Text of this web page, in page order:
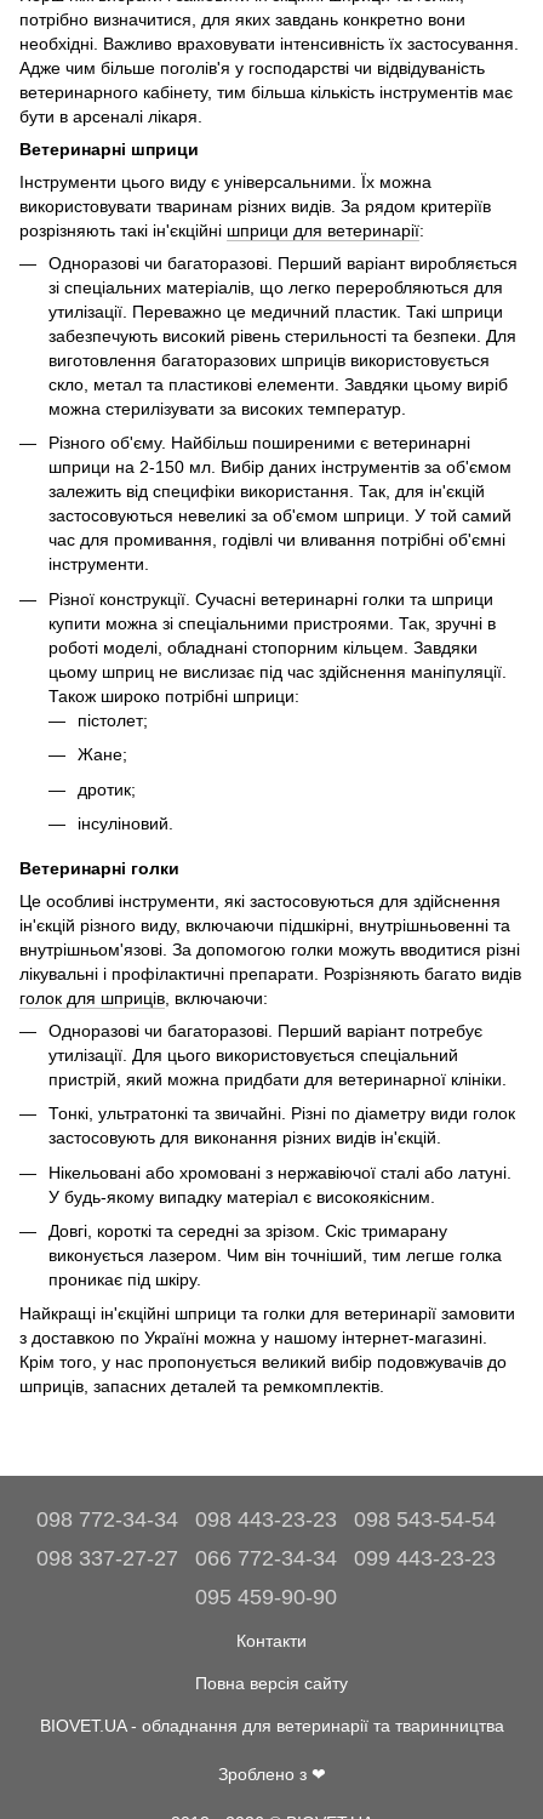
потрібно визначитися, для яких завдань конкретно вони
необхідні. Важливо враховувати інтенсивність їх застосування.
Адже чим більше поголів'я у господарстві чи відвідуваність
ветеринарного кабінету, тим більша кількість інструментів має
бути в арсеналі лікаря.
Ветеринарні шприци
Інструменти цього виду є універсальними. Їх можна
використовувати тваринам різних видів. За рядом критеріїв
розрізняють такі ін'єкційні шприци для ветеринарії:
Одноразові чи багаторазові. Перший варіант виробляється
зі спеціальних матеріалів, що легко переробляються для
утилізації. Переважно це медичний пластик. Такі шприци
забезпечують високий рівень стерильності та безпеки. Для
виготовлення багаторазових шприців використовується
скло, метал та пластикові елементи. Завдяки цьому виріб
можна стерилізувати за високих температур.
Різного об'єму. Найбільш поширеними є ветеринарні
шприци на 2-150 мл. Вибір даних інструментів за об'ємом
залежить від специфіки використання. Так, для ін'єкцій
застосовуються невеликі за об'ємом шприци. У той самий
час для промивання, годівлі чи вливання потрібні об'ємні
інструменти.
Різної конструкції. Сучасні ветеринарні голки та шприци
купити можна зі спеціальними пристроями. Так, зручні в
роботі моделі, обладнані стопорним кільцем. Завдяки
цьому шприц не вислизає під час здійснення маніпуляції.
Також широко потрібні шприци:
пістолет;
Жане;
дротик;
інсуліновий.
Ветеринарні голки
Це особливі інструменти, які застосовуються для здійснення
ін'єкцій різного виду, включаючи підшкірні, внутрішньовенні та
внутрішньом'язові. За допомогою голки можуть вводитися різні
лікувальні і профілактичні препарати. Розрізняють багато видів
голок для шприців , включаючи:
Одноразові чи багаторазові. Перший варіант потребує
утилізації. Для цього використовується спеціальний
пристрій, який можна придбати для ветеринарної клініки.
Тонкі, ультратонкі та звичайні. Різні по діаметру види голок
застосовують для виконання різних видів ін'єкцій.
Нікельовані або хромовані з нержавіючої сталі або латуні.
У будь-якому випадку матеріал є високоякісним.
Довгі, короткі та середні за зрізом. Скіс тримарану
виконується лазером. Чим він точніший, тим легше голка
проникає під шкіру.
Найкращі ін'єкційні шприци та голки для ветеринарії замовити
з доставкою по Україні можна у нашому інтернет-магазині.
Крім того, у нас пропонується великий вибір подовжувачів до
шприців, запасних деталей та ремкомплектів.
098 772-34-34 098 443-23-23
098 543-54-54
098 337-27-27
066 772-34-34
099 443-23-23
095 459-90-90
Контакти
Повна версія сайту
BIOVET.UA - обладнання для ветеринарії та тваринництва
Зроблено з ❤